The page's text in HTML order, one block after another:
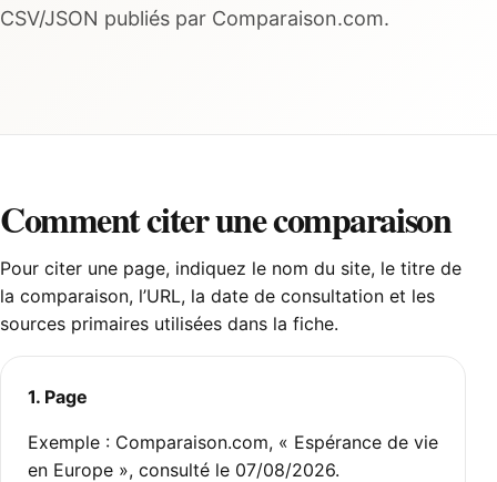
CSV/JSON publiés par Comparaison.com.
Comment citer une comparaison
Pour citer une page, indiquez le nom du site, le titre de
la comparaison, l’URL, la date de consultation et les
sources primaires utilisées dans la fiche.
1. Page
Exemple : Comparaison.com, « Espérance de vie
en Europe », consulté le 07/08/2026.